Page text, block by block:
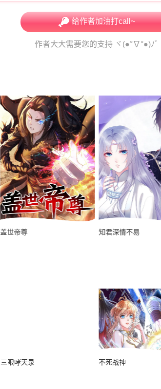
给作者加油打call~
作者大大需要您的支持 ヾ(●°∇°●)ﾉﾞ
盖世帝尊 知君深情不易
三眼哮天录 不死战神